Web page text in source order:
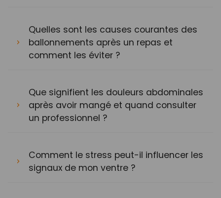
Quelles sont les causes courantes des
ballonnements après un repas et
comment les éviter ?
Que signifient les douleurs abdominales
après avoir mangé et quand consulter
un professionnel ?
Comment le stress peut-il influencer les
signaux de mon ventre ?